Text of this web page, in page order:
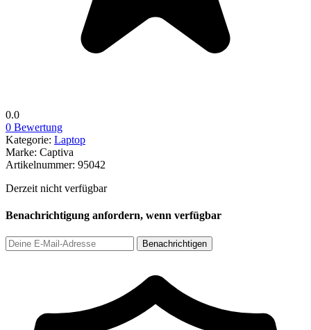
0.0
0 Bewertung
Kategorie: Laptop
Marke: Captiva
Artikelnummer: 95042
Derzeit nicht verfügbar
Benachrichtigung anfordern, wenn verfügbar
Benachrichtigen